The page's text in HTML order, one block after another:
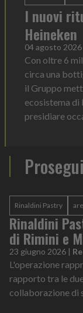
I nuovi
Heineken
04 agosto 2026
Con oltre 6
circa una
il Gruppo
ecosistema di
presidiare
Rinaldini Pastry
Rinaldini
di Rimini e
23 giugno 2026 |
L'operazione
rapporto tra le
collaborazione di